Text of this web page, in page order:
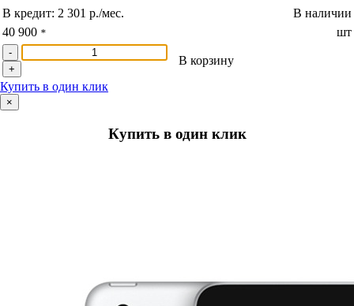
В кредит: 2 301 р./мес.
В наличии
40 900 * шт
-
+
В корзину
Купить в один клик
×
Купить в один клик